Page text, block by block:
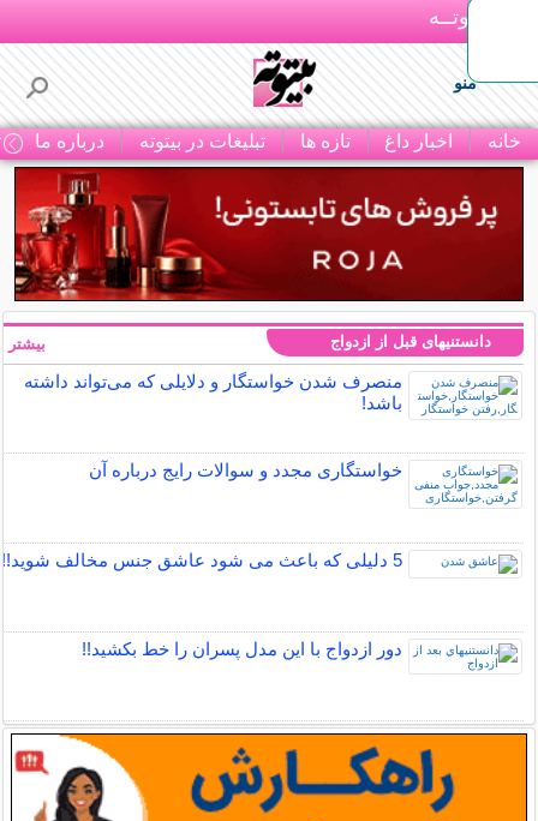
بـیتوتــه
منو
خانه اخبار داغ تازه ها تبلیغات در بیتوته درباره ما
دانستنیهای قبل از ازدواج
منصرف شدن خواستگار و دلایلی که می‌تواند داشته
باشد!
خواستگاری مجدد و سوالات رایج درباره آن
5 دلیلی که باعث می شود عاشق جنس مخالف شوید!!
دور ازدواج با این مدل پسران را خط بکشید!!
بیشتر